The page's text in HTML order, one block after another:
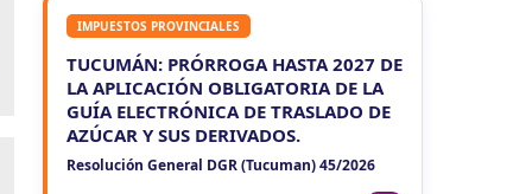
IMPUESTOS PROVINCIALES
TUCUMÁN: PRÓRROGA HASTA 2027 DE
LA APLICACIÓN OBLIGATORIA DE LA
GUÍA ELECTRÓNICA DE TRASLADO DE
AZÚCAR Y SUS DERIVADOS.
Resolución General DGR (Tucuman) 45/2026